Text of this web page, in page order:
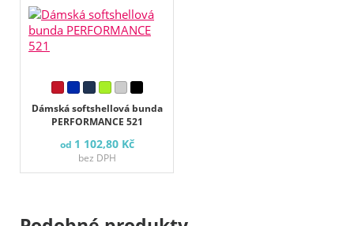
Dámská softshellová bunda
PERFORMANCE 521
od 1 102,80 Kč
bez DPH